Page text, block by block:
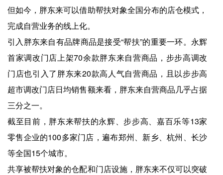
但如今，胖东来可以借助帮扶对象全国分布的店仓模式，
完成自营业务的线上化。
引入胖东来自有品牌商品是接受“帮扶”的重要一环。永辉
首家调改门店上架70余款胖东来自营商品，步步高调改
门店也引入了胖东来20款高人气自营商品，且以步步高
超市调改门店日均销售额来看，胖东来自营商品几乎占据
三分之一。
截至目前，胖东来帮扶的永辉、步步高、嘉百乐等13家
零售企业的100多家门店，遍布郑州、新乡、杭州、长沙
等全国15个城市。
共享被帮扶对象的仓配和门店设施，胖东来不仅可以突破